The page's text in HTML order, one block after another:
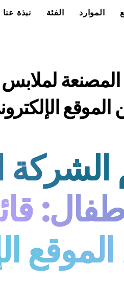
الموارد الفئة نبذة عنا
المصنعة
الموقع
الموقع